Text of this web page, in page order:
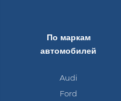
По маркам
автомобилей
Audi
Ford